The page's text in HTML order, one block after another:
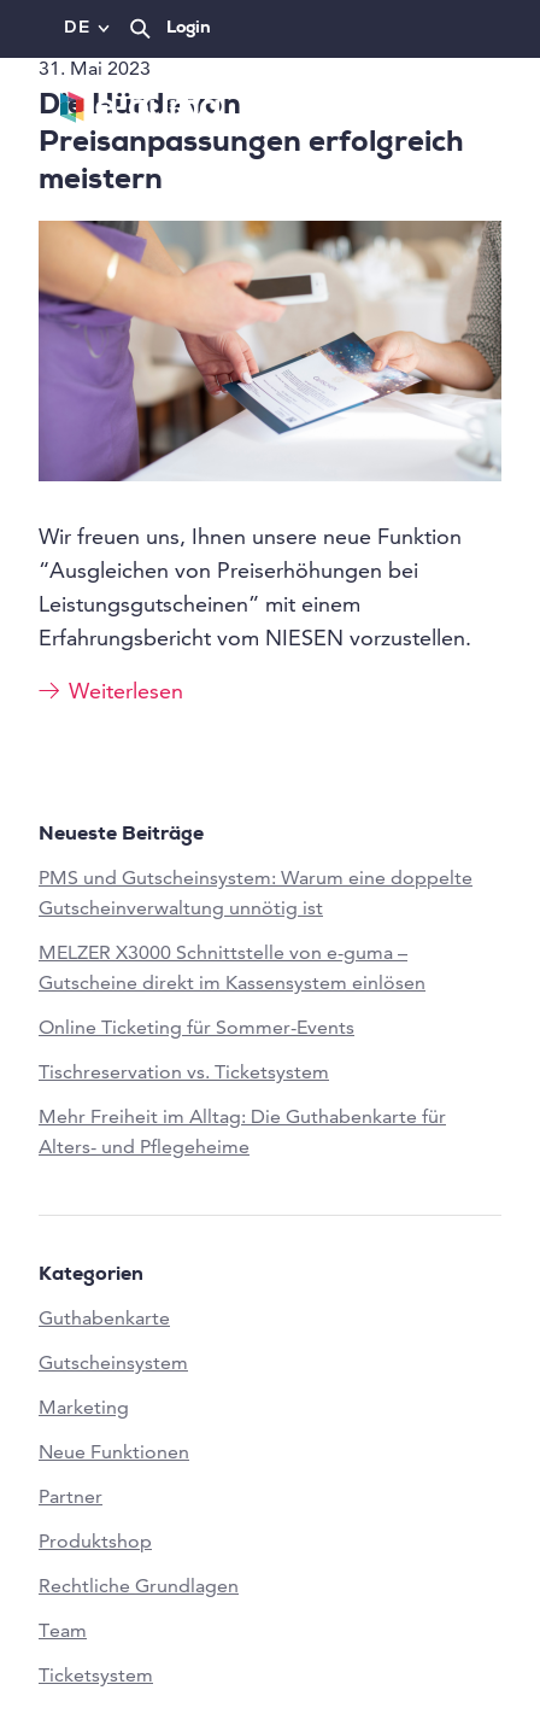
DE Login
Neueste Beiträge
PMS und Gutscheinsystem: Warum eine doppelte
Gutscheinverwaltung unnötig ist
MELZER X3000 Schnittstelle von e-guma –
Gutscheine direkt im Kassensystem einlösen
Online Ticketing für Sommer-Events
Tischreservation vs. Ticketsystem
Mehr Freiheit im Alltag: Die Guthabenkarte für
Alters- und Pflegeheime
Kategorien
Guthabenkarte
Gutscheinsystem
Marketing
Neue Funktionen
Partner
Produktshop
Rechtliche Grundlagen
Team
Ticketsystem
31. Mai 2023
Die Hürde von
Preisanpassungen erfolgreich
meistern
Wir freuen uns, Ihnen unsere neue Funktion
“Ausgleichen von Preiserhöhungen bei
Leistungsgutscheinen” mit einem
Erfahrungsbericht vom NIESEN vorzustellen.
Weiterlesen